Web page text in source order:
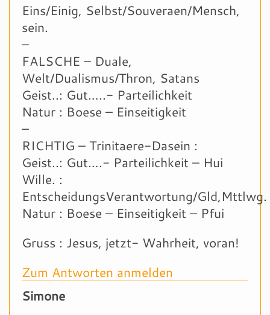
Eins/Einig, Selbst/Souveraen/Mensch,
sein.
–
FALSCHE – Duale,
Welt/Dualismus/Thron, Satans
Geist..: Gut…..- Parteilichkeit
Natur : Boese – Einseitigkeit
–
RICHTIG – Trinitaere-Dasein :
Geist..: Gut….- Parteilichkeit – Hui
Wille. :
EntscheidungsVerantwortung/Gld,Mttlwg.
Natur : Boese – Einseitigkeit – Pfui
Gruss : Jesus, jetzt- Wahrheit, voran!
Zum Antworten anmelden
Simone